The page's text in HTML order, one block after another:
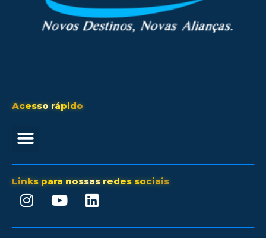
Acesso rápido
Links para nossas redes sociais